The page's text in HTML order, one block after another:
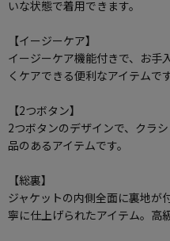
いな状態で着用できます。
【イージーケア】
イージーケア機能付きで、お手
くケアできる便利なアイテムです
【2つボタン】
2つボタンのデザインで、クラ
品のあるアイテムです。
【総裏】
ジャケットの内側全面に裏地が
寧に仕上げられたアイテム。高